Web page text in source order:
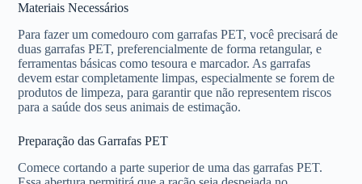
Materiais Necessários
Para fazer um comedouro com garrafas PET, você precisará de
duas garrafas PET, preferencialmente de forma retangular, e
ferramentas básicas como tesoura e marcador. As garrafas
devem estar completamente limpas, especialmente se forem de
produtos de limpeza, para garantir que não representem riscos
para a saúde dos seus animais de estimação.
Preparação das Garrafas PET
Comece cortando a parte superior de uma das garrafas PET.